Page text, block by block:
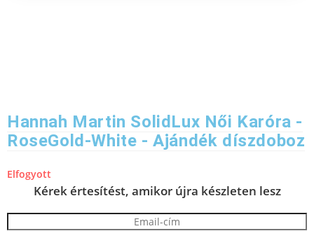
Hannah Martin SolidLux Női Karóra -
RoseGold-White - Ajándék díszdoboz
Elfogyott
Kérek értesítést, amikor újra készleten lesz